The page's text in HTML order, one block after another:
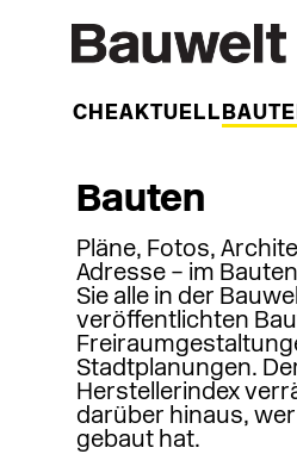
WOCHEAKTUELL
Bauten
Pläne, Fotos,
Adresse – im
Sie alle in der
veröffentlichten
Stadtplanungen.
Herstellerindex
darüber hinaus,
gebaut hat.